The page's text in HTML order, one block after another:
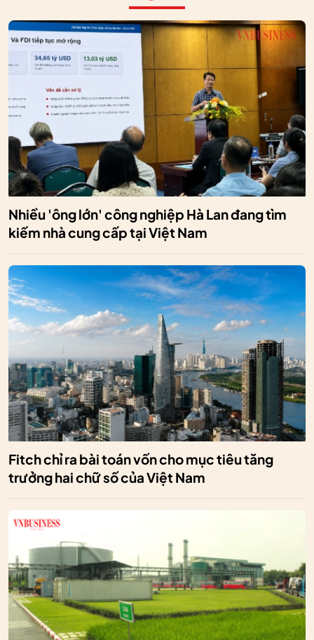
Nhiều 'ông lớn' công nghiệp Hà Lan đang tìm
kiếm nhà cung cấp tại Việt Nam
Fitch chỉ ra bài toán vốn cho mục tiêu tăng
trưởng hai chữ số của Việt Nam